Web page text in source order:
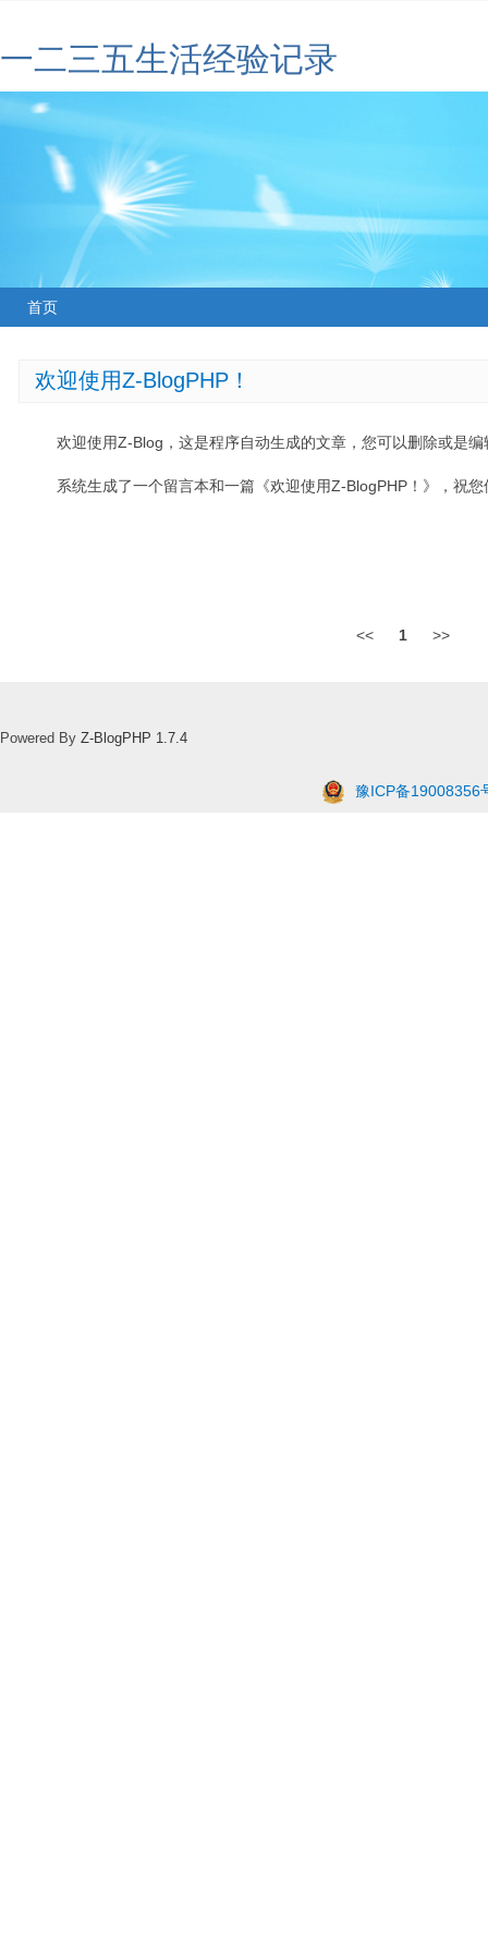
一二三五生活经验记录
首页
欢迎使用Z-BlogPHP！
欢迎使用Z-Blog，这是程序自动生成的文章，您可以删除或是编
系统生成了一个留言本和一篇《欢迎使用Z-BlogPHP！》，祝
<< 1 >>
Powered By Z-BlogPHP 1.7.4
豫ICP备19008356